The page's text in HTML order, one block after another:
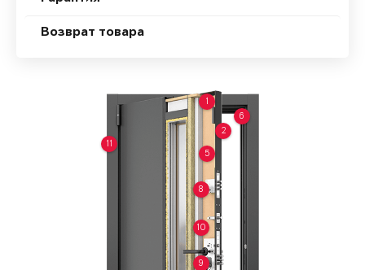
Возврат товара
1
2
5
6
8
9
10
11